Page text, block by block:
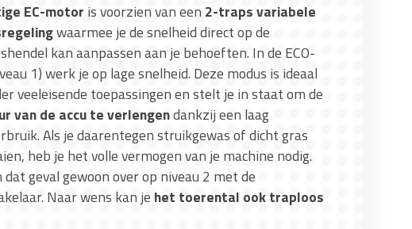
EC-motor is voorzien van een 2-traps variabele
waarmee je de snelheid direct op de
kan aanpassen aan je behoeften. In de ECO-
1) werk je op lage snelheid. Deze modus is ideaal
veeleisende toepassingen en stelt je in staat om de
van de accu te verlengendankzij een laag
Als je daarentegen struikgewas of dicht gras
heb je het volle vermogen van je machine nodig.
dat geval gewoon over op niveau 2 met de
Naar wens kan je het toerental ook traploos